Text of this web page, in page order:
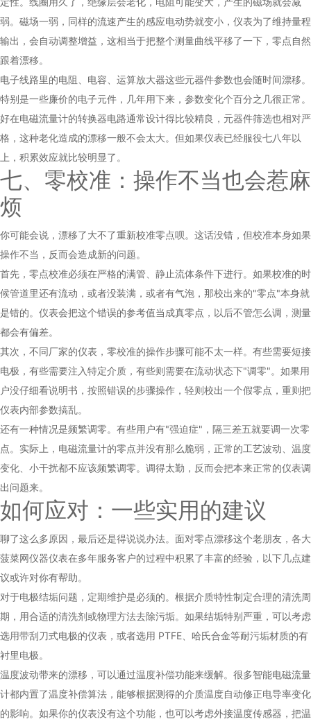
弱。磁场一弱，同样的流速产生的感应电动势就变小，仪表为了维持量程
输出，会自动调整增益，这相当于把整个测量曲线平移了一下，零点自然
跟着漂移。
电子线路里的电阻、电容、运算放大器这些元器件参数也会随时间漂移。
特别是一些廉价的电子元件，几年用下来，参数变化个百分之几很正常。
好在电磁流量计的转换器电路通常设计得比较精良，元器件筛选也相对严
格，这种老化造成的漂移一般不会太大。但如果仪表已经服役七八年以
上，积累效应就比较明显了。
七、零校准：操作不当也会惹麻
烦
你可能会说，漂移了大不了重新校准零点呗。这话没错，但校准本身如果
操作不当，反而会造成新的问题。
首先，零点校准必须在严格的满管、静止流体条件下进行。如果校准的时
候管道里还有流动，或者没装满，或者有气泡，那校出来的"零点"本身就
是错的。仪表会把这个错误的参考值当成真零点，以后不管怎么调，测量
都会有偏差。
其次，不同厂家的仪表，零校准的操作步骤可能不太一样。有些需要短接
电极，有些需要注入特定介质，有些则需要在流动状态下"调零"。如果用
户没仔细看说明书，按照错误的步骤操作，轻则校出一个假零点，重则把
仪表内部参数搞乱。
还有一种情况是频繁调零。有些用户有"强迫症"，隔三差五就要调一次零
点。实际上，电磁流量计的零点并没有那么脆弱，正常的工艺波动、温度
变化、小干扰都不应该频繁调零。调得太勤，反而会把本来正常的仪表调
出问题来。
如何应对：一些实用的建议
聊了这么多原因，最后还是得说说办法。面对零点漂移这个老朋友，各大
菠菜网仪器仪表在多年服务客户的过程中积累了丰富的经验，以下几点建
议或许对你有帮助。
对于电极结垢问题，定期维护是必须的。根据介质特性制定合理的清洗周
期，用合适的清洗剂或物理方法去除污垢。如果结垢特别严重，可以考虑
选用带刮刀式电极的仪表，或者选用 PTFE、哈氏合金等耐污垢材质的有
衬里电极。
温度波动带来的漂移，可以通过温度补偿功能来缓解。很多智能电磁流量
计都内置了温度补偿算法，能够根据测得的介质温度自动修正电导率变化
的影响。如果你的仪表没有这个功能，也可以考虑外接温度传感器，把温